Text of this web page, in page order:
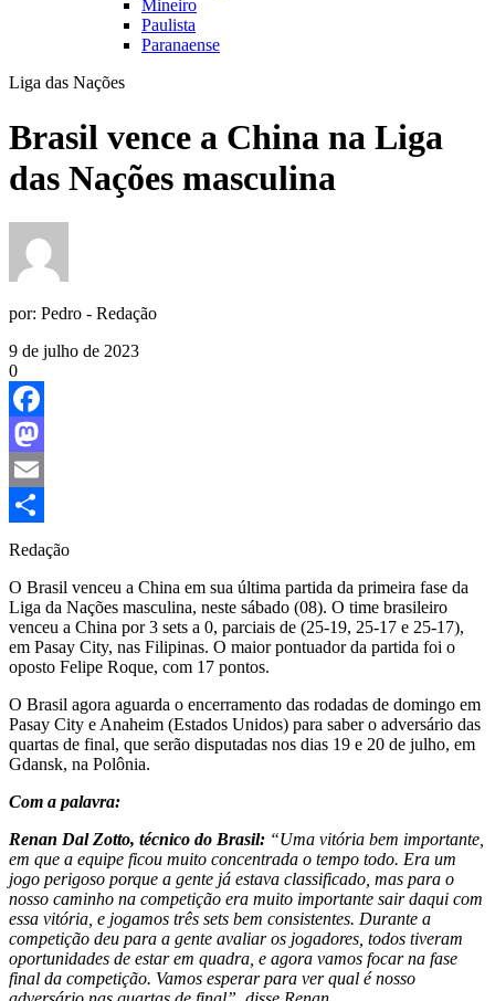
Mineiro
Paulista
Paranaense
Liga das Nações
Brasil vence a China na Liga
das Nações masculina
por: Pedro - Redação
9 de julho de 2023
0
Facebook
Mastodon
Email
Share
Redação
O Brasil venceu a China em sua última partida da primeira fase da
Liga da Nações masculina, neste sábado (08). O time brasileiro
venceu a China por 3 sets a 0, parciais de (25-19, 25-17 e 25-17),
em Pasay City, nas Filipinas. O maior pontuador da partida foi o
oposto Felipe Roque, com 17 pontos.
O Brasil agora aguarda o encerramento das rodadas de domingo em
Pasay City e Anaheim (Estados Unidos) para saber o adversário das
quartas de final, que serão disputadas nos dias 19 e 20 de julho, em
Gdansk, na Polônia.
Com a palavra:
Renan Dal Zotto, técnico do Brasil: “Uma vitória bem importante,
em que a equipe ficou muito concentrada o tempo todo. Era um
jogo perigoso porque a gente já estava classificado, mas para o
nosso caminho na competição era muito importante sair daqui com
essa vitória, e jogamos três sets bem consistentes. Durante a
competição deu para a gente avaliar os jogadores, todos tiveram
oportunidades de estar em quadra, e agora vamos focar na fase
final da competição. Vamos esperar para ver qual é nosso